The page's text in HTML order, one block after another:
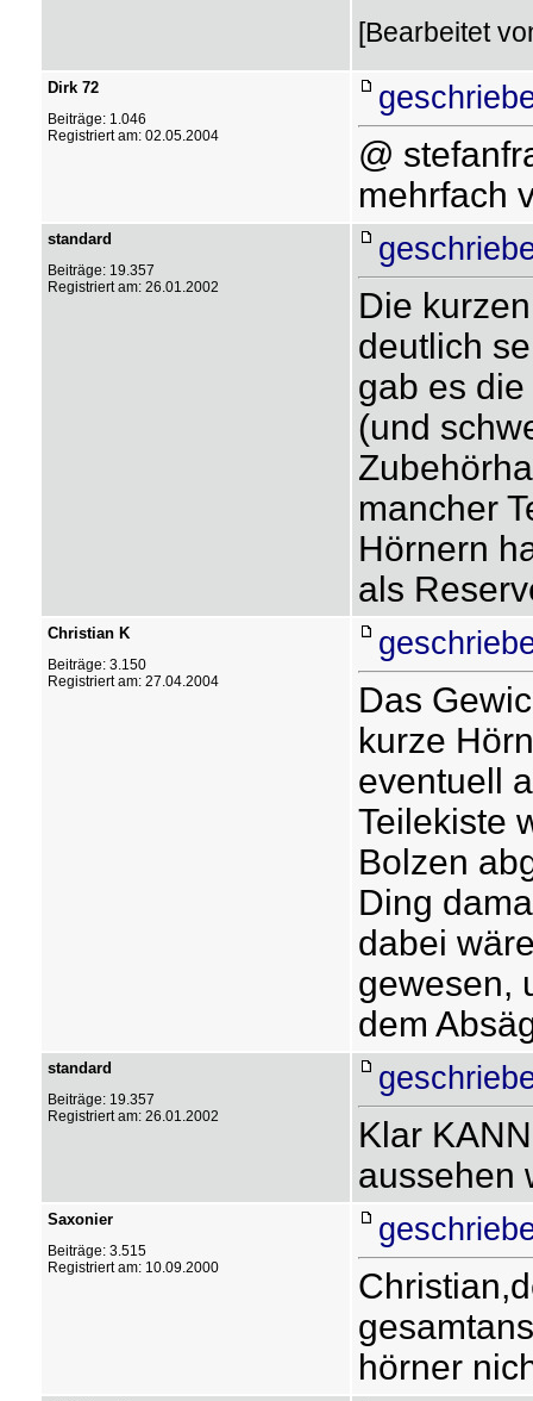
[Bearbeitet
Dirk 72
Beiträge: 1.046
Registriert am: 02.05.2004
@
mehrfach
standard
Beiträge: 19.357
Registriert am: 26.01.2002
Die
deutlich
gab es
(und
mancher
Hörnern
als
Christian K
Beiträge: 3.150
Registriert am: 27.04.2004
Das
kurze
eventuell
Teilekiste
Bolzen
Ding
dabei
gewesen,
dem
standard
Beiträge: 19.357
Registriert am: 26.01.2002
Klar
aussehen
Saxonier
Beiträge: 3.515
Registriert am: 10.09.2000
hörner